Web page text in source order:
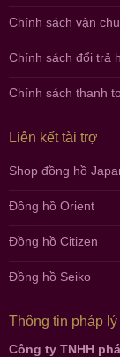
Chính sách vận
Chính sách đổi trả
Chính sách thanh
Liên kết tài trợ
Shop đồng hồ
Đồng hồ Orient
Đồng hồ Citizen
Đồng hồ Seiko
Thông tin pháp lý
Công ty TNHH